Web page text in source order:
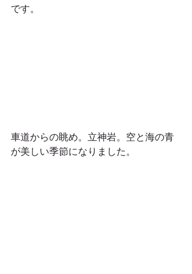
です。
車道からの眺め。立神岩。空と海の青
が美しい季節になりました。